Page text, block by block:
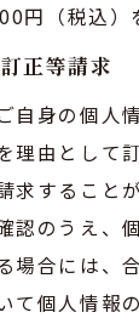
円（税込）
正等請求
自身の個人
理由として
求すること
認のうえ、
場合には、
て個人情報